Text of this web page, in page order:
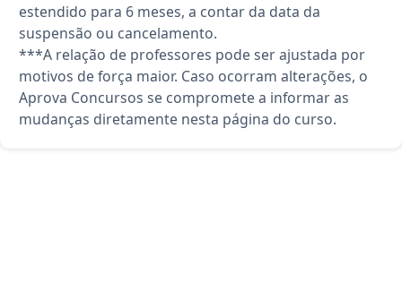
estendido para 6 meses, a contar da data da
suspensão ou cancelamento.
***A relação de professores pode ser ajustada por
motivos de força maior. Caso ocorram alterações, o
Aprova Concursos se compromete a informar as
mudanças diretamente nesta página do curso.